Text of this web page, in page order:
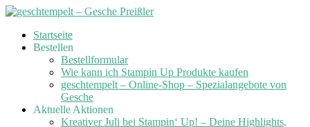
Skip
Startseite
Bestellen
Bestellformular
Wie kann ich Stampin Up Produkte kaufen
geschtempelt – Online-Shop – Spezialangebote von
Gesche
Aktuelle Aktionen
Kreativer Juli bei Stampin‘ Up! – Deine Highlights,